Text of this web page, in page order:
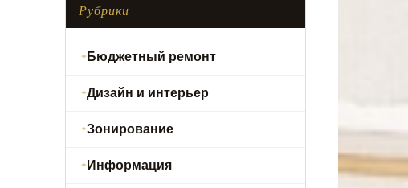
Рубрики
Бюджетный ремонт
Дизайн и интерьер
Зонирование
Информация